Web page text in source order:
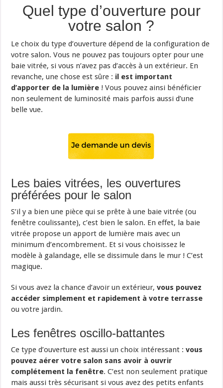
Quel type d’ouverture pour
votre salon ?
Le choix du type d’ouverture dépend de la configuration de
votre salon. Vous ne pouvez pas toujours opter pour une
baie vitrée, si vous n’avez pas d’accès à un extérieur. En
revanche, une chose est sûre : il est important
d’apporter de la lumière ! Vous pouvez ainsi bénéficier
non seulement de luminosité mais parfois aussi d’une
belle vue.
Les baies vitrées, les ouvertures
préférées pour le salon
S’il y a bien une pièce qui se prête à une baie vitrée (ou
fenêtre coulissante), c’est bien le salon. En effet, la baie
vitrée propose un apport de lumière mais avec un
minimum d’encombrement. Et si vous choisissez le
modèle à galandage, elle se dissimule dans le mur ! C’est
magique.
Si vous avez la chance d’avoir un extérieur,vous pouvez
accéder simplement et rapidement à votre terrasse
ou votre jardin.
Les fenêtres oscillo-battantes
Ce type d’ouverture est aussi un choix intéressant : vous
pouvez aérer votre salon sans avoir à ouvrir
complétement la fenêtre. C’est non seulement pratique
mais aussi très sécurisant si vous avez des petits enfants